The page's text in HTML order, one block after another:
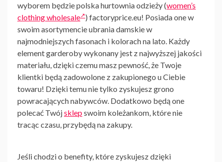
wyborem będziepolska hurtownia odzieży (women’s
clothing wholesale ) factoryprice.eu! Posiada one w
swoim asortymencie ubrania damskie w
najmodniejszych fasonach i kolorach na lato. Każdy
element garderoby wykonany jest z najwyższej jakości
materiału, dzięki czemu masz pewność, że Twoje
klientki będą zadowolone z zakupionego u Ciebie
towaru! Dzięki temu nie tylko zyskujesz grono
powracających nabywców. Dodatkowo będą one
polecać Twójsklepswoim koleżankom, które nie
tracąc czasu, przybędą na zakupy.
Jeśli chodzi o benefity, które zyskujesz dzięki